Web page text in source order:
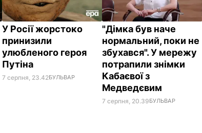
У Росії жорстоко
принизили
улюбленого героя
Путіна
7 серпня, 23.42БУЛЬВАР
"Дімка був наче
нормальний, поки не
збухався". У мережу
потрапили знімки
Кабаєвої з
Медведєвим
7 серпня, 20.39БУЛЬВАР